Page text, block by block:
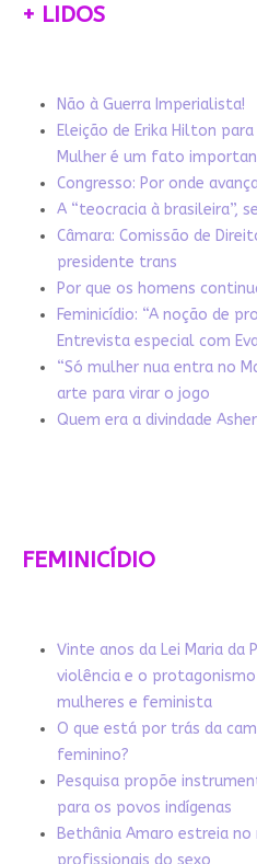
+ LIDOS
Não à Guerra Imperialista!
Eleição de Erika Hilton
Mulher é um fato
Congresso: Por onde
A “teocracia à brasileira”,
Câmara: Comissão de
presidente trans
Por que os homens
Feminicídio: “A noção de
Entrevista especial com
“Só mulher nua entra no
arte para virar o jogo
Quem era a divindade
FEMINICÍDIO
Vinte anos da Lei Maria da
violência e o
mulheres e feminista
O que está por trás da
feminino?
Pesquisa propõe
para os povos indígenas
Bethânia Amaro estreia